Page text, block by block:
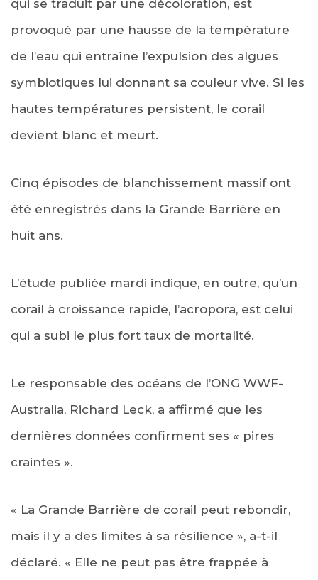
qui se traduit par une décoloration, est
provoqué par une hausse de la température
de l’eau qui entraîne l’expulsion des algues
symbiotiques lui donnant sa couleur vive. Si les
hautes températures persistent, le corail
devient blanc et meurt.
Cinq épisodes de blanchissement massif ont
été enregistrés dans la Grande Barrière en
huit ans.
L’étude publiée mardi indique, en outre, qu’un
corail à croissance rapide, l’acropora, est celui
qui a subi le plus fort taux de mortalité.
Le responsable des océans de l’ONG WWF-
Australia, Richard Leck, a affirmé que les
dernières données confirment ses « pires
craintes ».
« La Grande Barrière de corail peut rebondir,
mais il y a des limites à sa résilience », a-t-il
déclaré. « Elle ne peut pas être frappée à